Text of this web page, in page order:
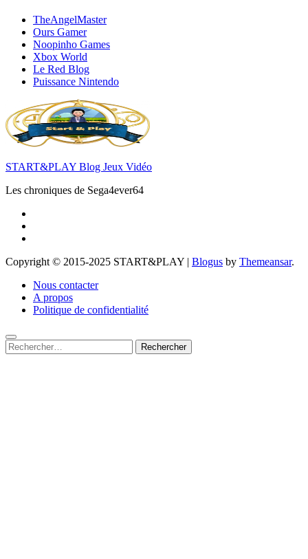
TheAngelMaster
Ours Gamer
Noopinho Games
Xbox World
Le Red Blog
Puissance Nintendo
START&PLAY Blog Jeux Vidéo
Les chroniques de Sega4ever64
Copyright © 2015-2025 START&PLAY | Blogus by Themeansar.
Nous contacter
A propos
Politique de confidentialité
Rechercher :